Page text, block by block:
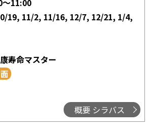
19, 11/2, 11/16, 12/7, 12/21, 1/4,
寿命マスター
概要 シラバス